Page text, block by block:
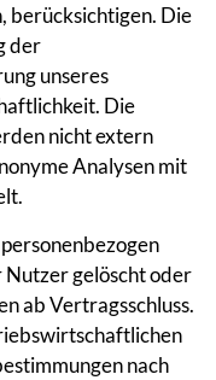
berücksichtigen. Die
der
unseres
Die
nicht extern
Analysen mit
Nutzer gelöscht oder
ab Vertragsschluss.
nach